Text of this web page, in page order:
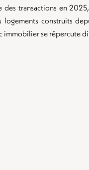
des transactions en
logements construits
se répercute